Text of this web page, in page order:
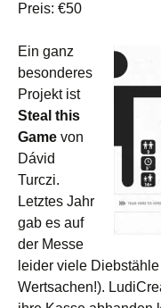
Preis: €50
Ein ganz
besonderes
Projekt ist
Steal this
Game von
Dávid
Turczi.
Letztes Jahr
gab es auf
der Messe
leider viele
Wertsachen!).